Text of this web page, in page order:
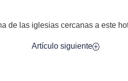
de las iglesias cercanas a este
Artículo siguiente